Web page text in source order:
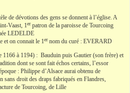
de dévotions des gens se donnent à l’église. A
Vaast, 1erpatron de la paroisse de Tourcoing
LEDELDE
et on connait le 1ernom du curé : EVERARD
1166 à 1194) : Bauduin puis Gautier (son frère) et
dont se sont fait échos certains, l’essor
: Philippe d’Alsace aurai obtenu de
sans droit des draps fabriqués en Flandres,
de Tourcoing, de Lille